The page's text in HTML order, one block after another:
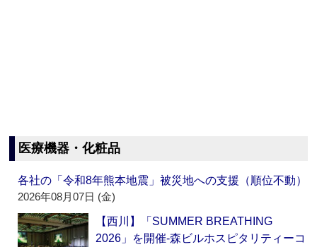
医療機器・化粧品
各社の「令和8年熊本地震」被災地への支援（順位不動）
2026年08月07日 (金)
【西川】「SUMMER BREATHING
2026」を開催‐森ビルホスピタリティーコ